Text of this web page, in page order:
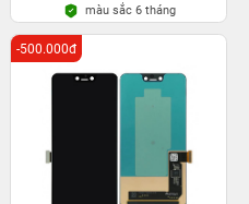
màu sắc 6 tháng
-500.000đ